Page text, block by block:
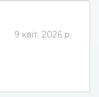
9 квіт. 2026 р.